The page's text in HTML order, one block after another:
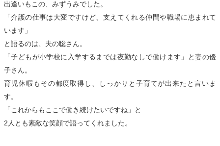
出逢いもこの、みずうみでした。
「介護の仕事は大変ですけど、支えてくれる仲間や職場に恵まれて
います」
と語るのは、夫の聡さん。
「子どもが小学校に入学するまでは夜勤なしで働けます」と妻の優
子さん。
育児休暇もその都度取得し、しっかりと子育てが出来たと言いま
す。
「これからもここで働き続けたいですね」と
2人とも素敵な笑顔で語ってくれました。